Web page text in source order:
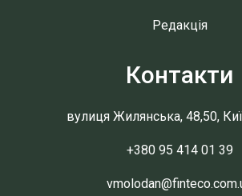
Редакція
Контакти
вулиця Жилянська, 48,50,
+380 95 414 01 39